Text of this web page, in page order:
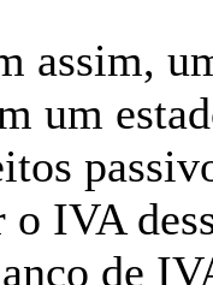
assim,
um
o IVA
de